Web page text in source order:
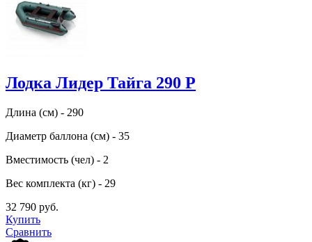
Лодка Лидер Тайга 290 Р
Длина (см) - 290
Диаметр баллона (см) - 35
Вместимость (чел) - 2
Вес комплекта (кг) - 29
32 790 руб.
Купить
Сравнить